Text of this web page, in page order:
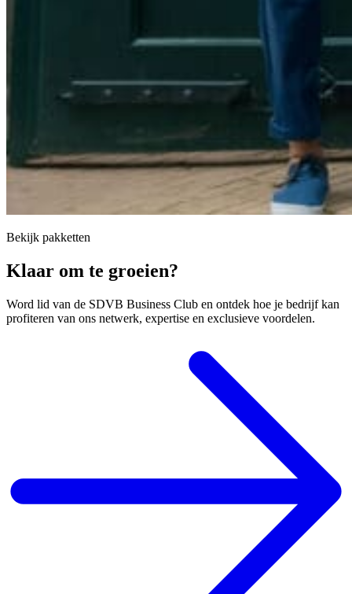
Bekijk pakketten
Klaar om te groeien?
Word lid van de SDVB Business Club en ontdek hoe je bedrijf kan
profiteren van ons netwerk, expertise en exclusieve voordelen.